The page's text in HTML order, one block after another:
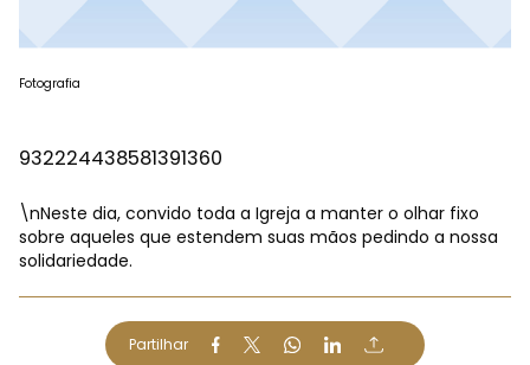
Fotografia
932224438581391360
\nNeste dia, convido toda a Igreja a manter o olhar fixo
sobre aqueles que estendem suas mãos pedindo a nossa
solidariedade.
Partilhar